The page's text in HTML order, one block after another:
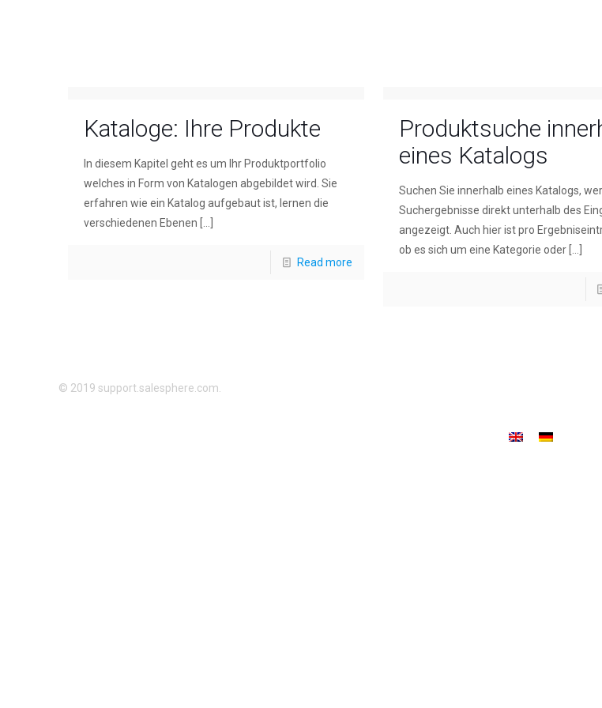
Kataloge: Ihre Produkte
In diesem Kapitel geht es um Ihr Produktportfolio
welches in Form von Katalogen abgebildet wird. Sie
erfahren wie ein Katalog aufgebaut ist, lernen die
verschiedenen Ebenen
Read more
Produktsuche
eines Katalogs
Suchen Sie innerhalb eines Katalogs,
Suchergebnisse direkt unterhalb des
angezeigt. Auch hier ist pro
ob es sich um eine Kategorie oder[…]
© 2019 support.salesphere.com.